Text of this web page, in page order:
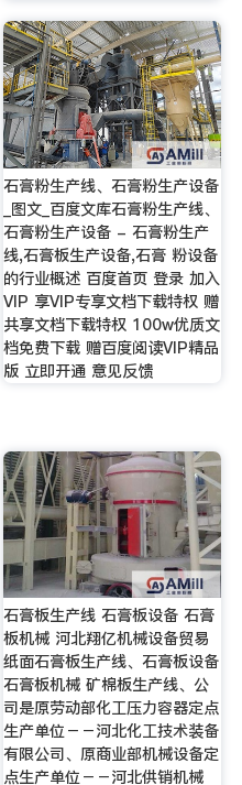
石膏粉生产线、石膏粉生产设备
_图文_百度文库石膏粉生产线、
石膏粉生产设备 - 石膏粉生产
线,石膏板生产设备,石膏 粉设备
的行业概述 百度首页 登录 加入
VIP 享VIP专享文档下载特权 赠
共享文档下载特权 100w优质文
档免费下载 赠百度阅读VIP精品
版 立即开通 意见反馈
石膏板生产线 石膏板设备 石膏
板机械 河北翔亿机械设备贸易
纸面石膏板生产线、石膏板设备
石膏板机械 矿棉板生产线、公
司是原劳动部化工压力容器定点
生产单位－－河北化工技术装备
有限公司、原商业部机械设备定
点生产单位－－河北供销机械